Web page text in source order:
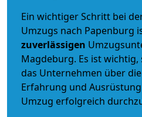
Ein wichtiger Schritt bei
Umzugs nach Papenburg
zuverlässigen
Magdeburg. Es ist wichtig,
das Unternehmen über
Erfahrung und
Umzug erfolgreich